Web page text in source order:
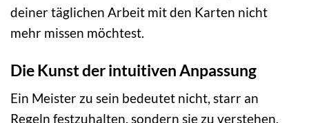
deiner täglichen Arbeit mit den Karten nicht
mehr missen möchtest.
Die Kunst der intuitiven Anpassung
Ein Meister zu sein bedeutet nicht, starr an
Regeln festzuhalten, sondern sie zu verstehen,